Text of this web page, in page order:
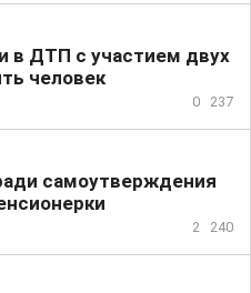
в ДТП с участием двух
человек
0 237
самоутверждения
2 240